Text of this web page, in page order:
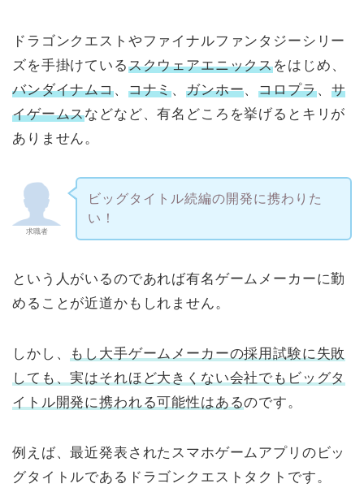
ドラゴンクエストやファイナルファンタジーシリー
ズを手掛けているスクウェアエニックスをはじめ、
バンダイナムコ、 コナミ、ガンホー、コロプラ、 サ
イゲームスなどなど、有名どころを挙げるとキリが
ありません。
求職者
ビッグタイトル続編の開発に携わりた
い！
という人がいるのであれば有名ゲームメーカーに勤
めることが近道かもしれません。
しかし、
もし大手ゲームメーカーの採用試験に失敗
しても、実はそれほど大きくない会社でもビッグタ
イトル開発に携われる可能性はあるのです。
例えば、最近発表されたスマホゲームアプリのビッ
グタイトルであるドラゴンクエストタクトです。